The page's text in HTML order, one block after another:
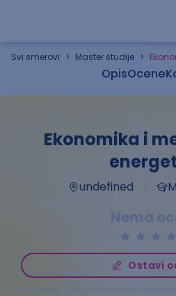
Svi smerovi > Master studije >
OpisOcene
Ekonomika i
undefined
Nema
Ostavi